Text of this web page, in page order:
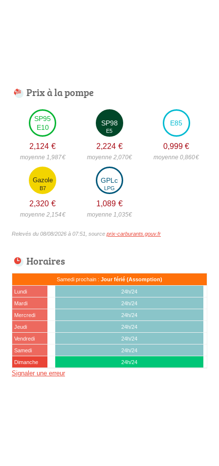
Prix à la pompe
SP95
E10
2,124 €
moyenne 1,987€
SP98
E5
2,224 €
moyenne 2,070€
E85
0,999 €
moyenne 0,860€
Gazole
B7
2,320 €
moyenne 2,154€
GPLc
LPG
1,089 €
moyenne 1,035€
Relevés du 08/08/2026 à 07:51, source prix-carburants.gouv.fr
Horaires
Samedi prochain : Jour férié (Assomption)
Lundi
24h/24
Mardi
24h/24
Mercredi
24h/24
Jeudi
24h/24
Vendredi
24h/24
Samedi
24h/24
Dimanche
24h/24
Signaler une erreur